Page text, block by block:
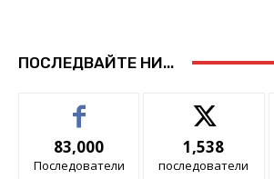
ПОСЛЕДВАЙТЕ НИ...
83,000
Последователи
1,538
последователи